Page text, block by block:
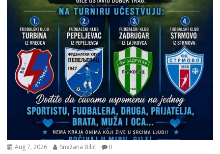
Aug 7, 2026 Snežana Bilić 0